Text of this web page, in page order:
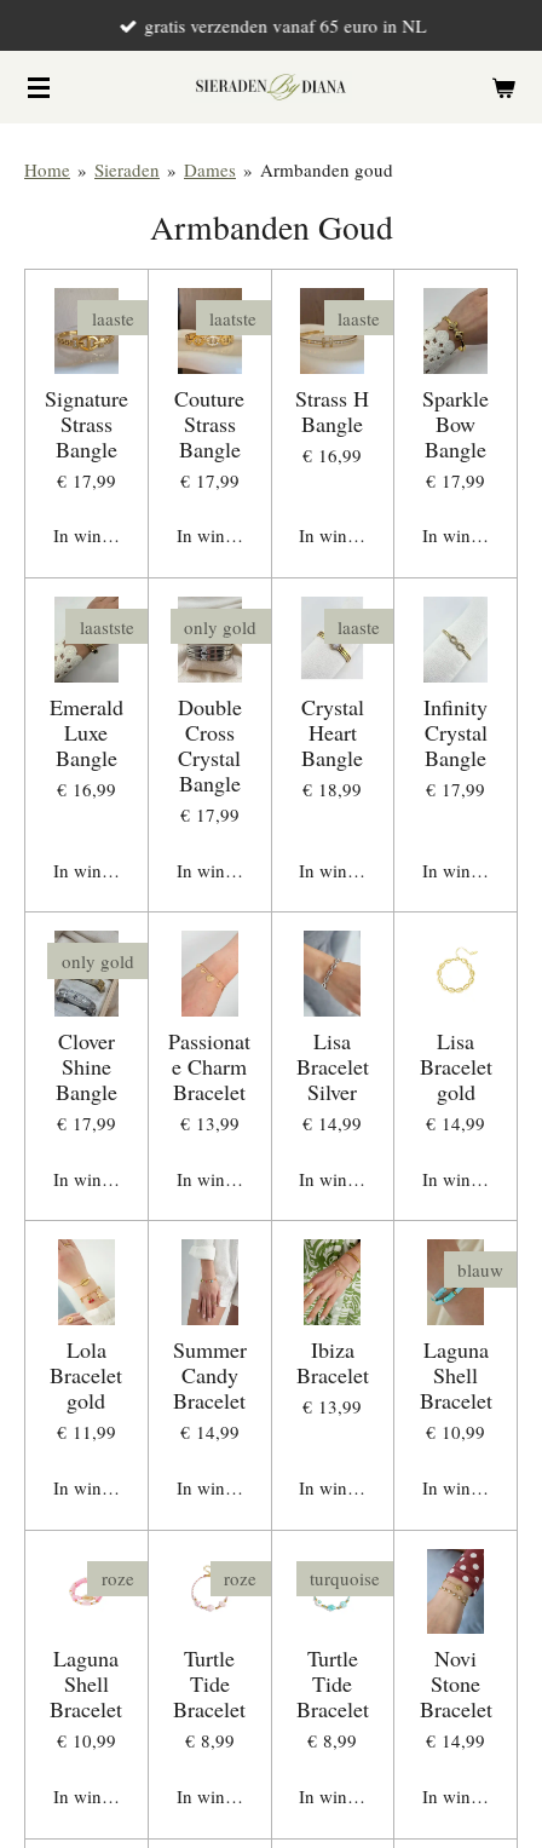
naar
gratis verzenden vanaf 65 euro in NL
Home » Sieraden » Dames » Armbanden goud
Armbanden Goud
laaste
Signature
Strass
Bangle
€ 17,99
In winkelwagen
laatste
Couture
Strass
Bangle
€ 17,99
In winkelwagen
laaste
Strass H
Bangle
€ 16,99
In winkelwagen
Sparkle
Bow
Bangle
€ 17,99
In
laastste
Emerald
Luxe
Bangle
€ 16,99
In winkelwagen
only gold
Double
Cross
Crystal
Bangle
€ 17,99
In winkelwagen
laaste
Crystal
Heart
Bangle
€ 18,99
In winkelwagen
Infinity
Crystal
Bangle
€ 17,99
In
only gold
Clover
Shine
Bangle
€ 17,99
In winkelwagen
Passionat
e Charm
Bracelet
€ 13,99
In winkelwagen
Lisa
Bracelet
Silver
€ 14,99
In winkelwagen
Lisa
Bracelet
gold
€ 14,99
In
Lola
Bracelet
gold
€ 11,99
In winkelwagen
Summer
Candy
Bracelet
€ 14,99
In winkelwagen
Ibiza
Bracelet
€ 13,99
In winkelwagen
blauw
Laguna
Shell
Bracelet
€ 10,99
In
roze
Laguna
Shell
Bracelet
€ 10,99
In winkelwagen
roze
Turtle
Tide
Bracelet
€ 8,99
In winkelwagen
turquoise
Turtle
Tide
Bracelet
€ 8,99
In winkelwagen
Novi
Stone
Bracelet
€ 14,99
In